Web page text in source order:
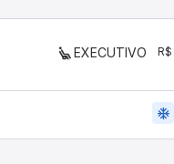
EXECUTIVO R$
ac_unit